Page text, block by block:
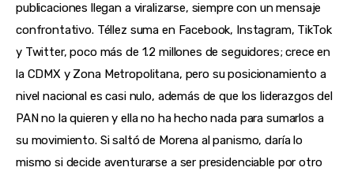
publicaciones llegan a viralizarse, siempre con un mensaje
confrontativo. Téllez suma en Facebook, Instagram, TikTok
y Twitter, poco más de 1.2 millones de seguidores; crece en
la CDMX y Zona Metropolitana, pero su posicionamiento a
nivel nacional es casi nulo, además de que los liderazgos del
PAN no la quieren y ella no ha hecho nada para sumarlos a
su movimiento. Si saltó de Morena al panismo, daría lo
mismo si decide aventurarse a ser presidenciable por otro